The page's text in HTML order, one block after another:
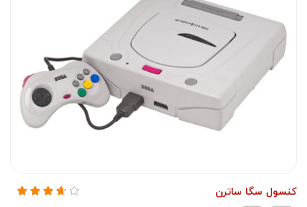
کنسول سگا ساترن